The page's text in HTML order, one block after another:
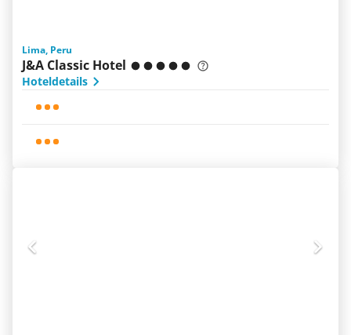
Lima, Peru
J&A Classic Hotel
Hoteldetails